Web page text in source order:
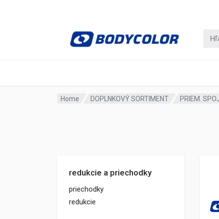
Home DOPLNKOVÝ SORTIMENT PRIEM.
redukcie a priechodky
priechodky
redukcie